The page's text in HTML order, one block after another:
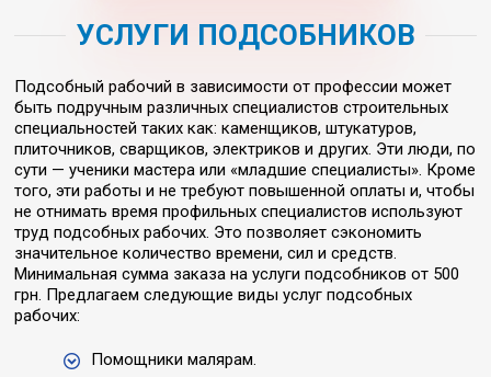
УСЛУГИ ПОДСОБНИКОВ
Подсобный рабочий в зависимости от профессии может
быть подручным различных специалистов строительных
специальностей таких как: каменщиков, штукатуров,
плиточников, сварщиков, электриков и других. Эти люди, по
сути — ученики мастера или «младшие специалисты». Кроме
того, эти работы и не требуют повышенной оплаты и, чтобы
не отнимать время профильных специалистов используют
труд подсобных рабочих. Это позволяет сэкономить
значительное количество времени, сил и средств.
Минимальная сумма заказа на услуги подсобников от 500
грн. Предлагаем следующие виды услуг подсобных
рабочих:
Помощники малярам.